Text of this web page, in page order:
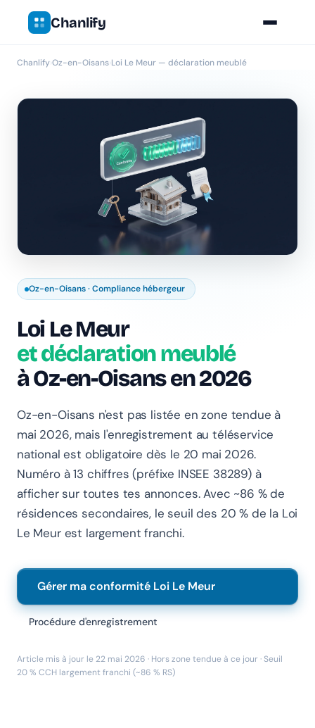
Chanlify
Chanlify›Oz-en-Oisans›Loi Le Meur — déclaration meublé
Oz-en-Oisans · Compliance hébergeur
Loi Le Meur
et déclaration meublé
à Oz-en-Oisans en 2026
Oz-en-Oisans n'est pas listée en zone tendue à
mai 2026, mais l'enregistrement au téléservice
national est obligatoire dès le 20 mai 2026.
Numéro à 13 chiffres (préfixe INSEE 38289) à
afficher sur toutes tes annonces. Avec ~86 % de
résidences secondaires, le seuil des 20 % de la Loi
Le Meur est largement franchi.
Gérer ma conformité Loi Le Meur
Procédure d'enregistrement
Article mis à jour le 22 mai 2026 · Hors zone tendue à ce jour · Seuil
20 % CCH largement franchi (~86 % RS)
En ligne · Online
Bonjour 👋 Je suis l'assistant Chanlify. Comment puis-
je vous aider ?
Hello! I'm the Chanlify assistant. How can I help?